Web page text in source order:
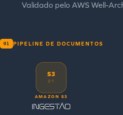
Validado pelo AWS Well-
01 PIPELINE DE DOCUMENTOS
S3
01
AMAZON S3
Ingestão